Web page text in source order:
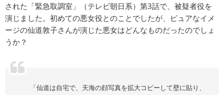
された「緊急取調室」（テレビ朝日系）第3話で、被疑者役を
演じました。初めての悪女役とのことでしたが、ピュアなイメ
ージの仙道敦子さんが演じた悪女はどんなものだったのでしょ
うか？
「仙道は自宅で、天海の顔写真を拡大コピーして壁に貼り、